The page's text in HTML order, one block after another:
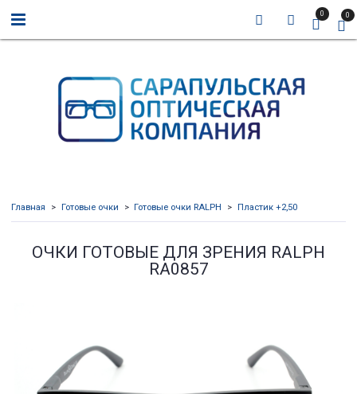
0 0
Главная Готовые очки Готовые очки RALPH Пластик +2,50
ОЧКИ ГОТОВЫЕ ДЛЯ ЗРЕНИЯ RALPH
RA0857